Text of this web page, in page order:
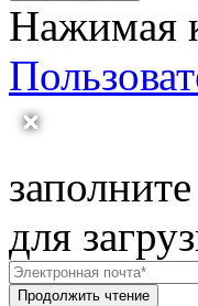
Нажимая
для
Продолжить чтение